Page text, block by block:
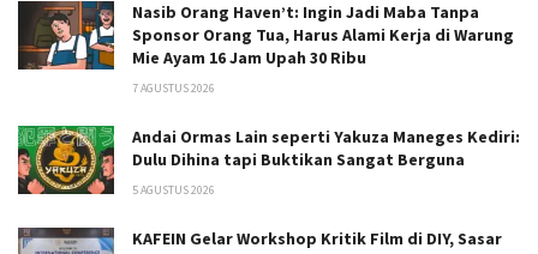
Nasib Orang Haven’t: Ingin Jadi Maba Tanpa
Sponsor Orang Tua, Harus Alami Kerja di Warung
Mie Ayam 16 Jam Upah 30 Ribu
7 AGUSTUS 2026
Andai Ormas Lain seperti Yakuza Maneges Kediri:
Dulu Dihina tapi Buktikan Sangat Berguna
5 AGUSTUS 2026
KAFEIN Gelar Workshop Kritik Film di DIY, Sasar